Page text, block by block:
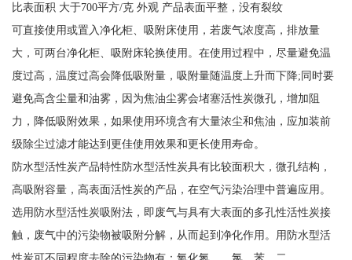
比表面积 大于700平方/克 外观 产品表面平整，没有裂纹
可直接使用或置入净化柜、吸附床使用，若废气浓度高，排放量
大，可两台净化柜、吸附床轮换使用。在使用过程中，尽量避免温
度过高，温度过高会降低吸附量，吸附量随温度上升而下降;同时要
避免高含尘量和油雾，因为焦油尘雾会堵塞活性炭微孔，增加阻
力，降低吸附效果，如果使用环境含有大量浓尘和焦油，应加装前
级除尘过滤才能达到更佳使用效果和更长使用寿命。
防水型活性炭产品特性防水型活性炭具有比较面积大，微孔结构，
高吸附容量，高表面活性炭的产品，在空气污染治理中普遍应用。
选用防水型活性炭吸附法，即废气与具有大表面的多孔性活性炭接
触，废气中的污染物被吸附分解，从而起到净化作用。用防水型活